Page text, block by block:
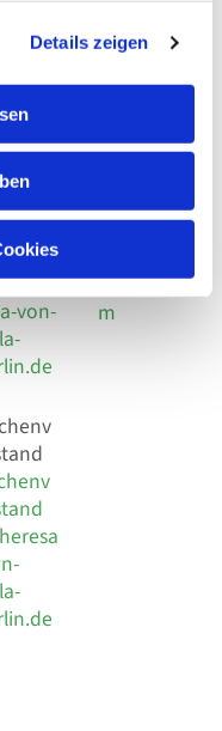
Details zeigen
30
64 28
54
von-
Datensch
utz
Social
Impressu
m